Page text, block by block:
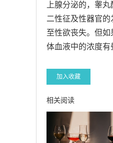
上腺分泌的，睾
二性征及性器官
至性欲丧失。但
体血液中的浓度有
加入收藏
相关阅读